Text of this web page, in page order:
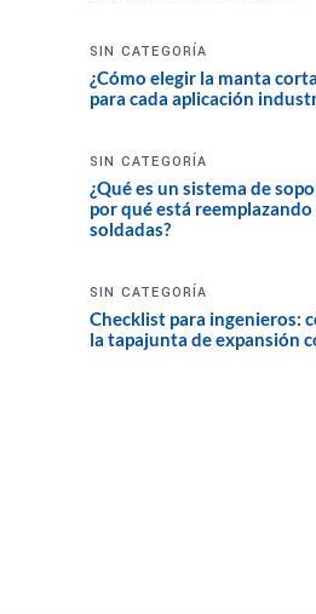
SIN CATEGORÍA
¿Cómo elegir la manta
para cada aplicación
SIN CATEGORÍA
¿Qué es un sistema de
por qué está
soldadas?
SIN CATEGORÍA
Checklist para ingenieros:
la tapajunta de expansión